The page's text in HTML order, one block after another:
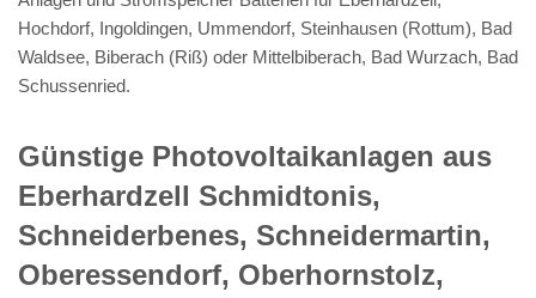
Hochdorf, Ingoldingen, Ummendorf, Steinhausen (Rottum), Bad
Waldsee, Biberach (Riß) oder Mittelbiberach, Bad Wurzach, Bad
Schussenried.
Günstige Photovoltaikanlagen aus
Eberhardzell Schmidtonis,
Schneiderbenes, Schneidermartin,
Oberessendorf, Oberhornstolz,